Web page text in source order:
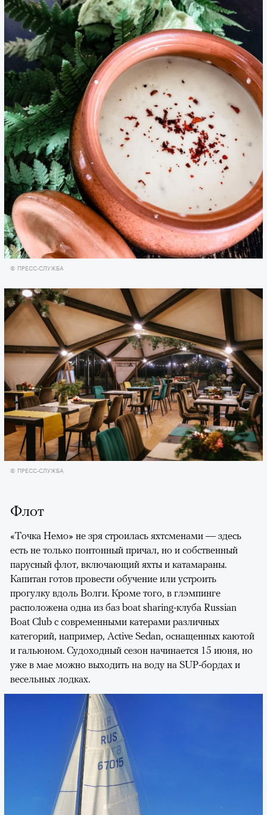
© ПРЕСС-СЛУЖБА
© ПРЕСС-СЛУЖБА
Флот
«Точка Немо» не зря строилась яхтсменами — здесь
есть не только понтонный причал, но и собственный
парусный флот, включающий яхты и катамараны.
Капитан готов провести обучение или устроить
прогулку вдоль Волги. Кроме того, в глэмпинге
расположена одна из баз boat sharing-клуба Russian
Boat Club с современными катерами различных
категорий, например, Active Sedan, оснащенных каютой
и гальюном. Судоходный сезон начинается 15 июня, но
уже в мае можно выходить на воду на SUP-бордах и
весельных лодках.